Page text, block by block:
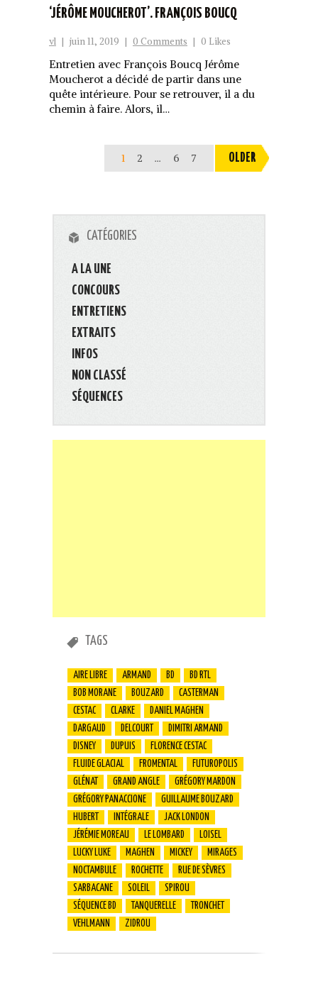
‘JÉRÔME MOUCHEROT’. FRANÇOIS BOUCQ
vl | juin 11, 2019 | 0 Comments | 0 Likes
Entretien avec François Boucq Jérôme
Moucherot a décidé de partir dans une
quête intérieure. Pour se retrouver, il a du
chemin à faire. Alors, il…
1 2 … 6 7 OLDER
CATÉGORIES
A LA UNE
CONCOURS
ENTRETIENS
EXTRAITS
INFOS
NON CLASSÉ
SÉQUENCES
TAGS
AIRE LIBRE ARMAND BD
BD RTL
BOB MORANE
BOUZARD
CASTERMAN
CESTAC
CLARKE
DANIEL MAGHEN
DARGAUD
DELCOURT
DIMITRI ARMAND
DISNEY
DUPUIS
FLORENCE CESTAC
FLUIDE GLACIAL
FROMENTAL
FUTUROPOLIS
GLÉNAT
GRAND ANGLE
GRÉGORY MARDON
GRÉGORY PANACCIONE
GUILLAUME BOUZARD
HUBERT
INTÉGRALE
JACK LONDON
JÉRÉMIE MOREAU
LE LOMBARD
LOISEL
LUCKY LUKE
MAGHEN MICKEY
MIRAGES
NOCTAMBULE
ROCHETTE
RUE DE SÈVRES
SARBACANE
SOLEIL
SPIROU
SÉQUENCE BD
TANQUERELLE
TRONCHET
VEHLMANN
ZIDROU